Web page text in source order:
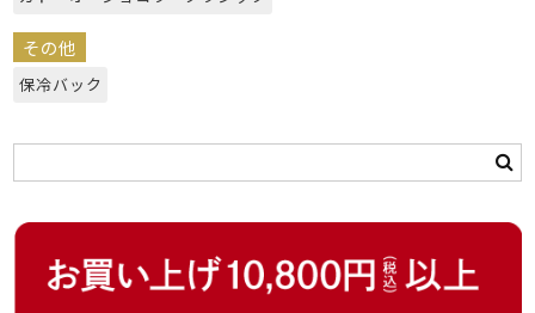
その他
保冷バック